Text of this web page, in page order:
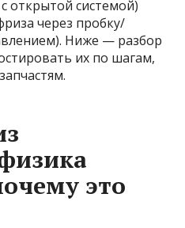
открытой системой)
через пробку/
Ниже — разбор
их по шагам,
это